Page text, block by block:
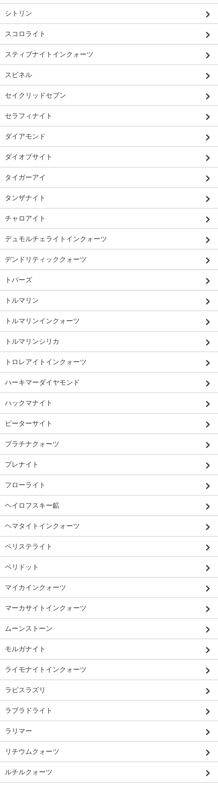
シトリン
スコロライト
スティブナイトインクォーツ
スピネル
セイクリッドセブン
セラフィナイト
ダイアモンド
ダイオプサイト
タイガーアイ
タンザナイト
チャロアイト
デュモルチェライトインクォーツ
デンドリティッククォーツ
トパーズ
トルマリン
トルマリンインクォーツ
トルマリンシリカ
トロレアイトインクォーツ
ハーキマーダイヤモンド
ハックマナイト
ピーターサイト
プラチナクォーツ
プレナイト
フローライト
ヘイロフスキー鉱
ヘマタイトインクォーツ
ペリステライト
ペリドット
マイカインクォーツ
マーカサイトインクォーツ
ムーンストーン
モルガナイト
ライモナイトインクォーツ
ラピスラズリ
ラブラドライト
ラリマー
リチウムクォーツ
ルチルクォーツ